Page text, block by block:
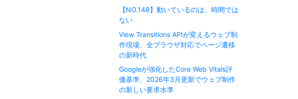
【NO.148】動いているのは、時間では
ない
View Transitions APIが変えるウェブ制
作現場、全ブラウザ対応でページ遷移
の新時代
Googleが強化したCore Web Vitals評
価基準、2026年3月更新でウェブ制作
の新しい要求水準